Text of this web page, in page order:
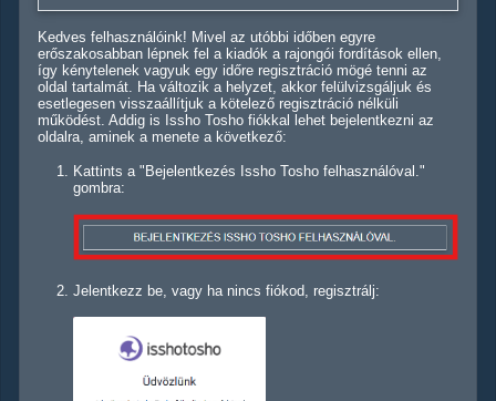
Kedves felhasználóink! Mivel az utóbbi időben egyre
erőszakosabban lépnek fel a kiadók a rajongói fordítások ellen,
így kénytelenek vagyuk egy időre regisztráció mögé tenni az
oldal tartalmát. Ha változik a helyzet, akkor felülvizsgáljuk és
esetlegesen visszaállítjuk a kötelező regisztráció nélküli
működést. Addig is Issho Tosho fiókkal lehet bejelentkezni az
oldalra, aminek a menete a következő:
Kattints a "Bejelentkezés Issho Tosho felhasználóval."
gombra:
Jelentkezz be, vagy ha nincs fiókod, regisztrálj: